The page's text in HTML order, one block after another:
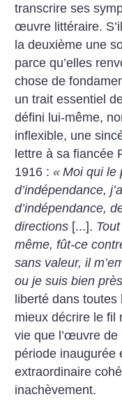
transcrire ses
œuvre littéraire.
la deuxième une
parce qu’elles
chose de
un trait essentiel
défini lui-même,
inflexible, une
lettre à sa fiancée
1916 :« Moi qui le
d’indépendance,
d’indépendance,
directions [...].
même, fût-ce
sans valeur, il
ou je suis bien
liberté dans
mieux décrire le fil
vie que l’œuvre
période inaugurée
extraordinaire
inachèvement.